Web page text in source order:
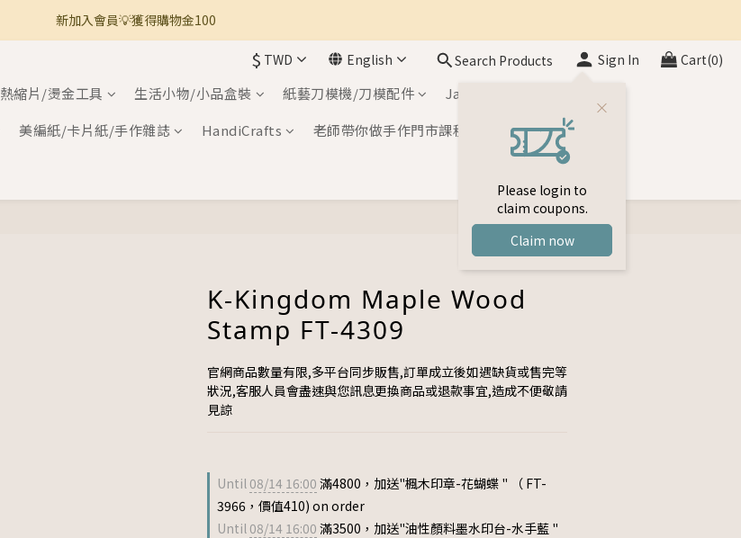
🚚 全館滿800免運 🚚
新加入會員💡獲得購物金100
$ TWD English Search Products Sign In
Please login to
claim coupons.
Claim now
Cart(0)
熱縮片/燙金工具 生活小物/小品盒裝 紙藝刀模機/刀模配件
Japan Inks
美編紙/卡片紙/手作雜誌 HandiCrafts
老師帶你做手作門市課程
K-Kingdom Maple Wood
Stamp FT-4309
官網商品數量有限,多平台同步販售,訂單成立後如遇缺貨或售完等
狀況,客服人員會盡速與您訊息更換商品或退款事宜,造成不便敬請
見諒
Until 08/14 16:00 滿4800，加送"楓木印章-花蝴蝶 " （ FT-
3966，價值410) on order
Until 08/14 16:00 滿3500，加送"油性顏料墨水印台-水手藍 "